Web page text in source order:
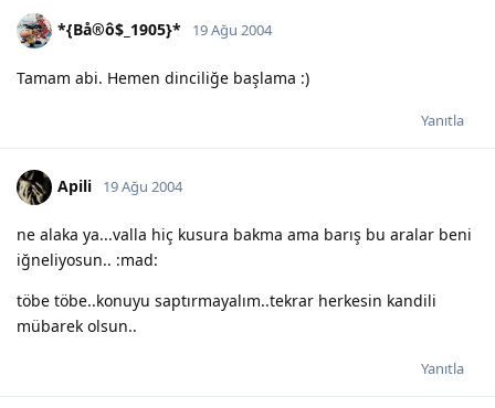
*{Bå®ô$_1905}* 19 Ağu 2004
Tamam abi. Hemen dinciliğe başlama :)
Yanıtla
Apili 19 Ağu 2004
ne alaka ya...valla hiç kusura bakma ama barış bu aralar beni
iğneliyosun.. :mad:
töbe töbe..konuyu saptırmayalım..tekrar herkesin kandili
mübarek olsun..
Yanıtla